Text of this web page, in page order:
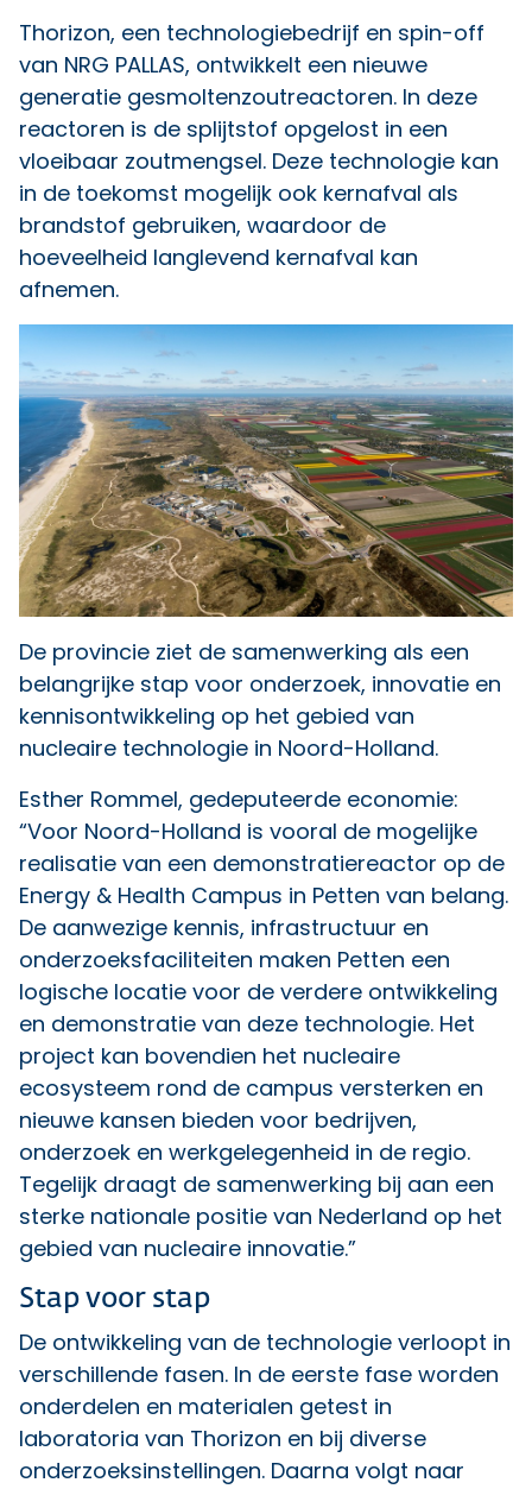
Thorizon, een technologiebedrijf en spin-off
van NRG PALLAS, ontwikkelt een nieuwe
generatie gesmoltenzoutreactoren. In deze
reactoren is de splijtstof opgelost in een
vloeibaar zoutmengsel. Deze technologie kan
in de toekomst mogelijk ook kernafval als
brandstof gebruiken, waardoor de
hoeveelheid langlevend kernafval kan
afnemen.
De provincie ziet de samenwerking als een
belangrijke stap voor onderzoek, innovatie en
kennisontwikkeling op het gebied van
nucleaire technologie in Noord-Holland.
Esther Rommel, gedeputeerde economie:
“Voor Noord-Holland is vooral de mogelijke
realisatie van een demonstratiereactor op de
Energy & Health Campus in Petten van belang.
De aanwezige kennis, infrastructuur en
onderzoeksfaciliteiten maken Petten een
logische locatie voor de verdere ontwikkeling
en demonstratie van deze technologie. Het
project kan bovendien het nucleaire
ecosysteem rond de campus versterken en
nieuwe kansen bieden voor bedrijven,
onderzoek en werkgelegenheid in de regio.
Tegelijk draagt de samenwerking bij aan een
sterke nationale positie van Nederland op het
gebied van nucleaire innovatie.”
Stap voor stap
De ontwikkeling van de technologie verloopt in
verschillende fasen. In de eerste fase worden
onderdelen en materialen getest in
laboratoria van Thorizon en bij diverse
onderzoeksinstellingen. Daarna volgt naar